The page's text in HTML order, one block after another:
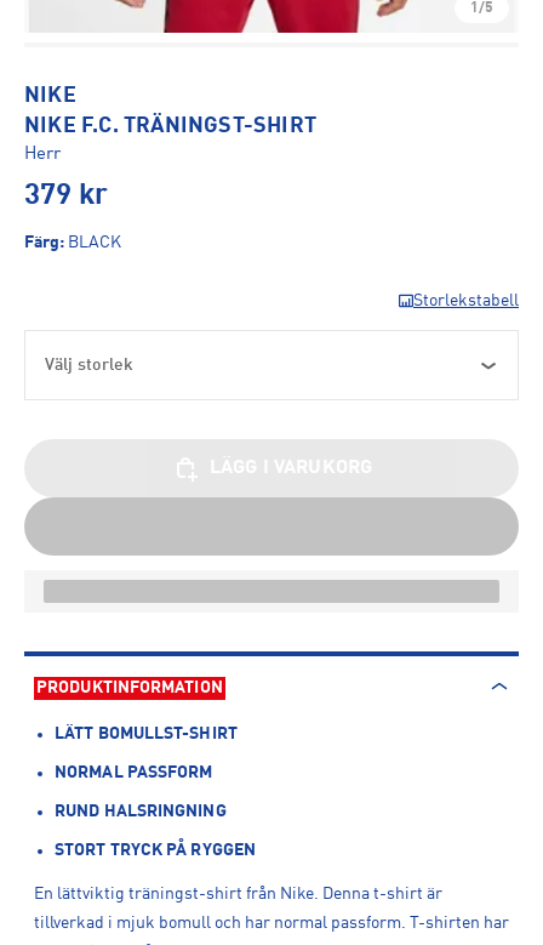
1/5
NIKE
NIKE F.C. TRÄNINGST-SHIRT
Herr
379 kr
Färg: BLACK
Storlekstabell
Välj storlek
PRODUKTINFORMATION
LÄTT BOMULLST-SHIRT
NORMAL PASSFORM
RUND HALSRINGNING
STORT TRYCK PÅ RYGGEN
En lättviktig träningst-shirt från Nike. Denna t-shirt är
tillverkad i mjuk bomull och har normal passform. T-shirten har